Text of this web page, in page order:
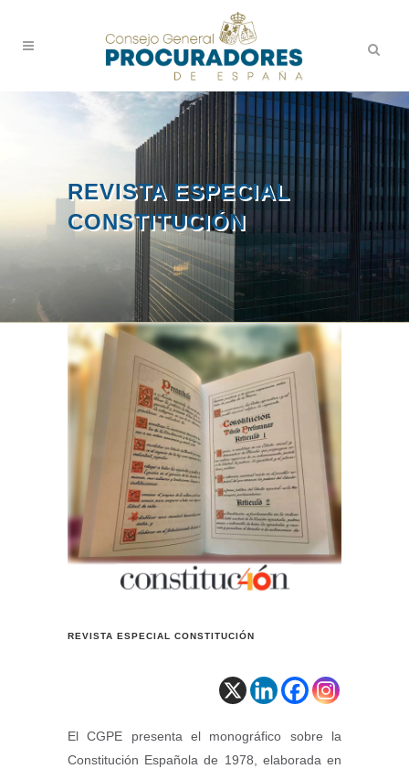
REVISTA ESPECIAL
CONSTITUCIÓN
REVISTA ESPECIAL CONSTITUCIÓN
El CGPE presenta el monográfico sobre la
Constitución Española de 1978, elaborada en